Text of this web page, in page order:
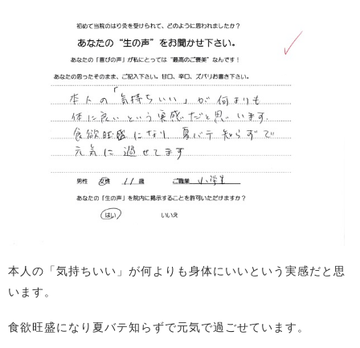
本人の「気持ちいい」が何よりも身体にいいという実感だと思
います。
食欲旺盛になり夏バテ知らずで元気で過ごせています。